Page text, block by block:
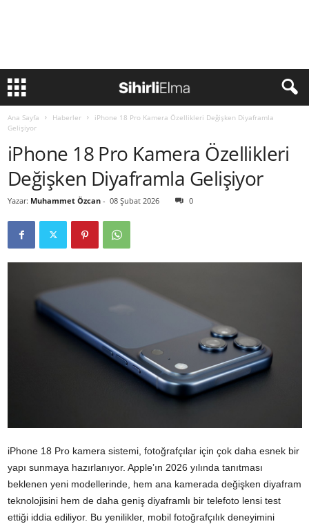
Ana Sayfa Haberler
iPhone 18 Pro Kamera Özellikleri Değişken Diyaframla
Gelişiyor
iPhone 18 Pro Kamera Özellikleri
Değişken Diyaframla Gelişiyor
Yazar: Muhammet Özcan - 08 Şubat 2026 0
iPhone 18 Pro kamera sistemi, fotoğrafçılar için çok daha esnek bir
yapı sunmaya hazırlanıyor. Apple’ın 2026 yılında tanıtması
beklenen yeni modellerinde, hem ana kamerada değişken diyafram
teknolojisini hem de daha geniş diyaframlı bir telefoto lensi test
ettiği iddia ediliyor. Bu yenilikler, mobil fotoğrafçılık deneyimini